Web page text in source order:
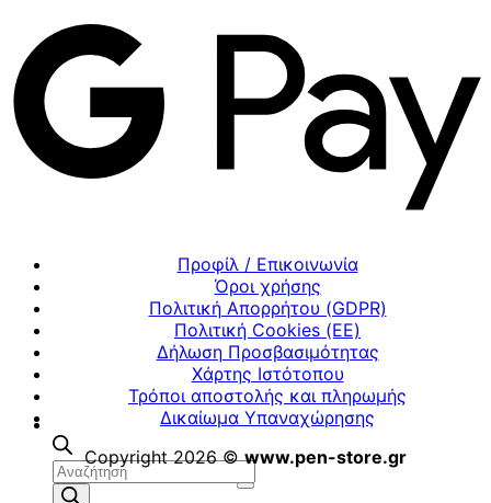
Αναζήτηση
προϊόντων
Προφίλ / Επικοινωνία
Όροι χρήσης
Πολιτική Απορρήτου (GDPR)
Πολιτική Cookies (ΕΕ)
Δήλωση Προσβασιμότητας
Χάρτης Ιστότοπου
Τρόποι αποστολής και πληρωμής
Δικαίωμα Υπαναχώρησης
Copyright 2026 ©www.pen-store.gr